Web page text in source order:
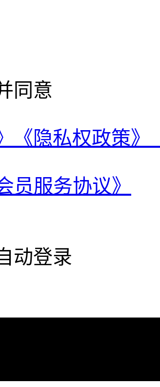
同意
《隐私权政策》
员服务协议》
动登录